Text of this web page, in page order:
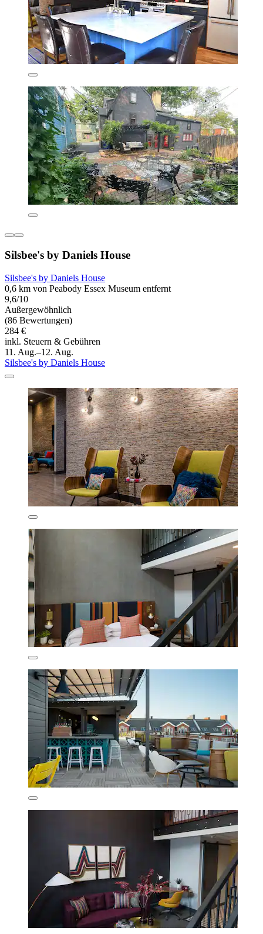
Silsbee's by Daniels House
Silsbee's by Daniels House
0,6 km von Peabody Essex Museum entfernt
9,6/10
Außergewöhnlich
(86 Bewertungen)
284 €
inkl. Steuern & Gebühren
11. Aug.–12. Aug.
Silsbee's by Daniels House